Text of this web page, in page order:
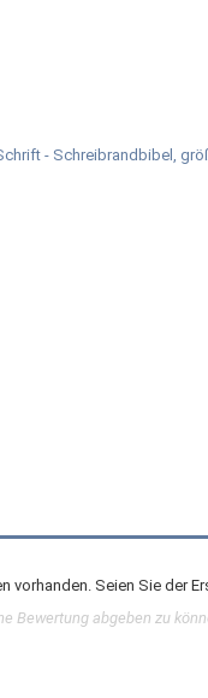
vorhanden. Seien Sie der
Bewertung abgeben zu